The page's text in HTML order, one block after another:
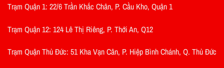
Trạm Quận 1: 22/6 Trần Khắc Chân, P. Cầu Kho, Quận 1
Trạm Quận 12: 124 Lê Thị Riêng, P. Thới An, Q12
Trạm Quận Thủ Đức: 51 Kha Vạn Cân, P. Hiệp Bình Chánh, Q. Thủ Đức